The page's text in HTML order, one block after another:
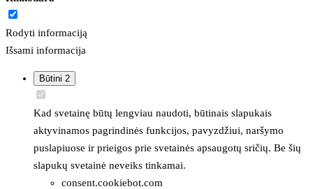
Rodyti informaciją
Išsami informacija
Būtini 2
Kad svetainę būtų lengviau naudoti, būtinais slapukais
aktyvinamos pagrindinės funkcijos, pavyzdžiui, naršymo
puslapiuose ir prieigos prie svetainės apsaugotų sričių. Be šių
slapukų svetainė neveiks tinkamai.
consent.cookiebot.com